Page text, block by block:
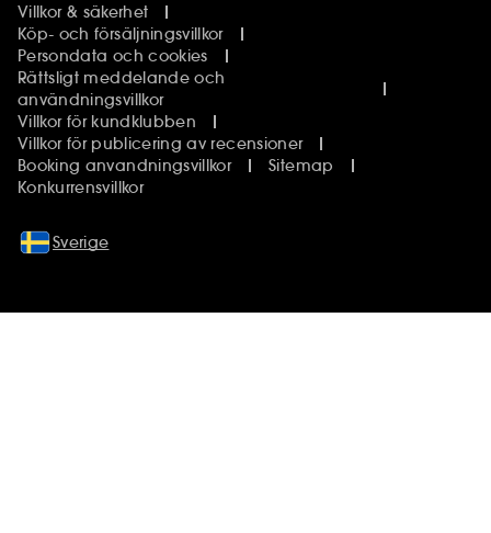
Villkor & säkerhet
Köp- och försäljningsvillkor
Persondata och cookies
Rättsligt meddelande och
användningsvillkor
Villkor för kundklubben
Villkor för publicering av recensioner
Booking anvandningsvillkor
Sitemap
Konkurrensvillkor
Sverige